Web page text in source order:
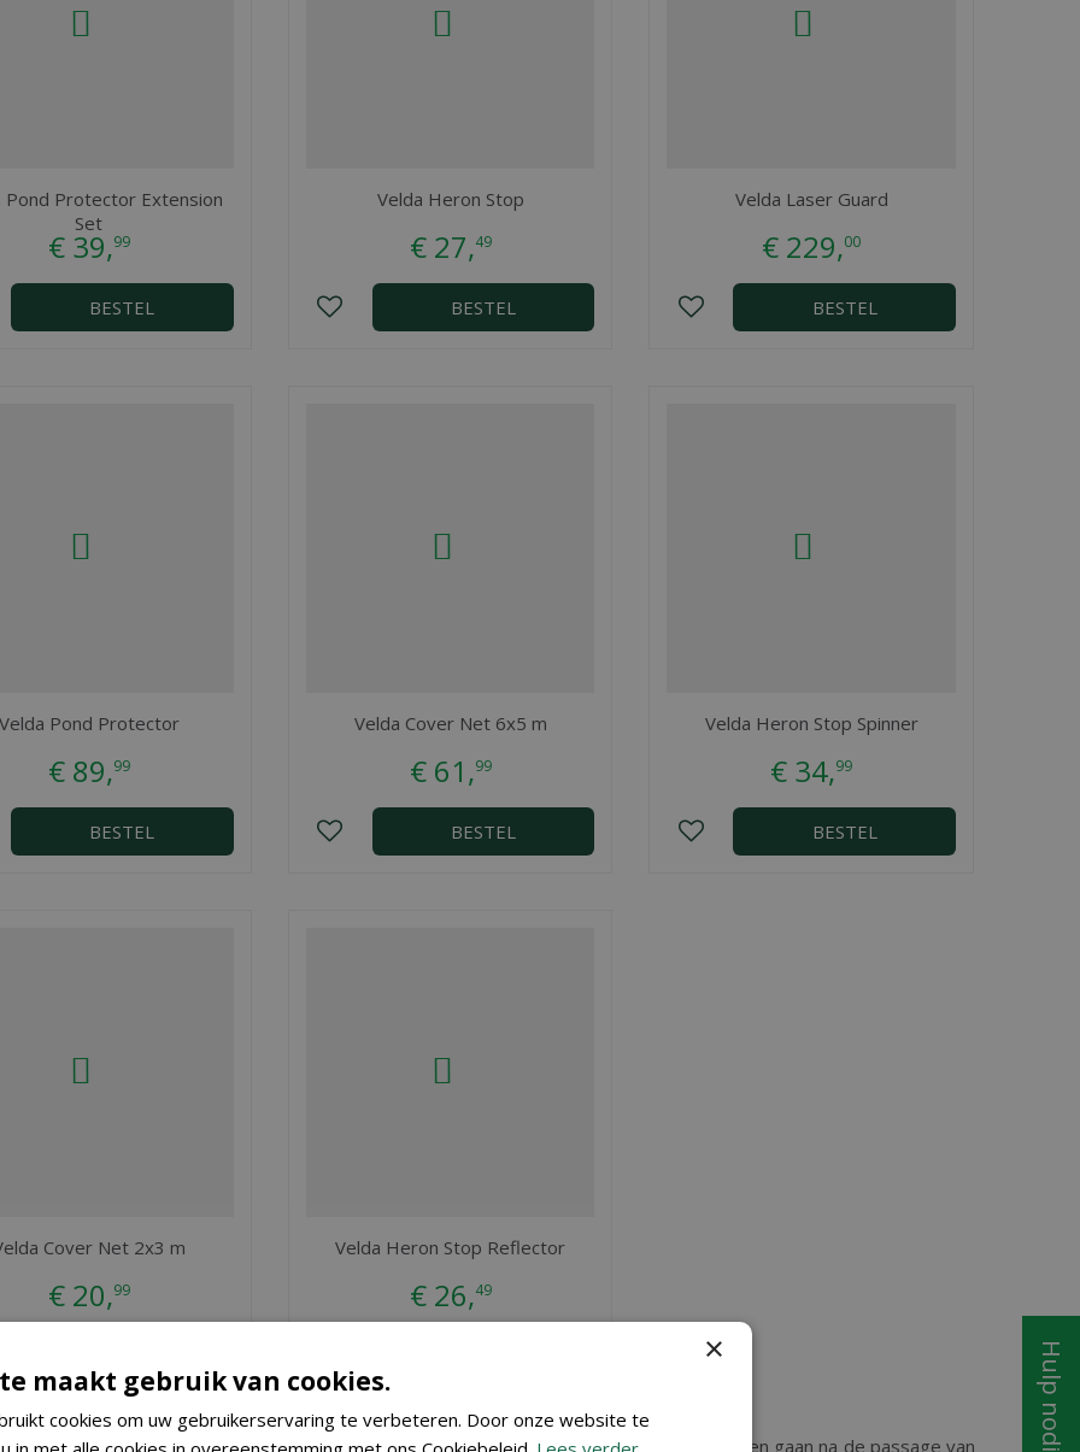
Pond Protector Extension
Set
€ 39,99
BESTEL
Velda Heron Stop
€ 27,49
BESTEL
Velda Laser Guard
€ 229,00
BESTEL
Velda Pond Protector
€ 89,99
BESTEL
Velda Cover Net 6x5 m
€ 61,99
BESTEL
Velda Heron Stop Spinner
€ 34,99
BESTEL
Cover Net 2x3 m
€ 20,99
Velda Heron Stop Reflector
€ 26,49
wel frustrerend om al die tijd en energie die u in uwvijverheeft gestopt, verloren te zien gaan na de passage van
Hulp nodig?
×
maakt gebruik van cookies.
cookies om uw gebruikerservaring te verbeteren. Door onze website te